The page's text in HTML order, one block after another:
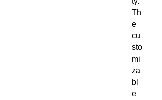
Th
e
cu
sto
mi
za
bl
e